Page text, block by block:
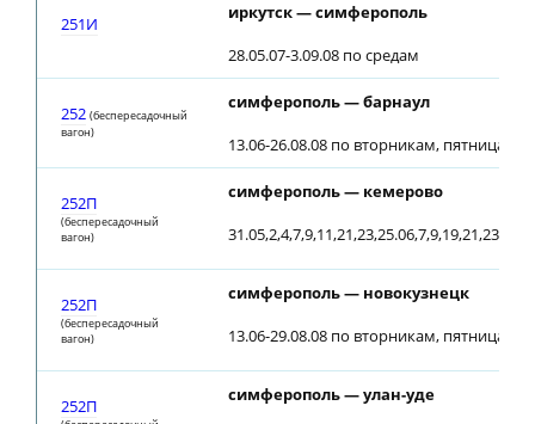
251И
иркутск — симферополь
28.05.07-3.09.08 по средам
252 (беспересадочный
вагон)
симферополь — барнаул
13.06-26.08.08 по вторникам, пятницам;
252П
(беспересадочный
вагон)
симферополь — кемерово
252П
(беспересадочный
вагон)
симферополь — новокузнецк
13.06-29.08.08 по вторникам, пятницам;
252П
симферополь — улан-уде